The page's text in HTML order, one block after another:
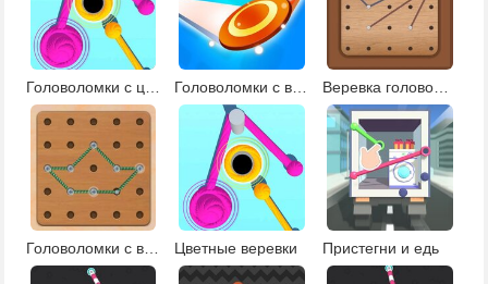
Головоломки с веревками Веревка головоломки
Головоломки с веревкой 2 Цветные веревки Пристегни и едь